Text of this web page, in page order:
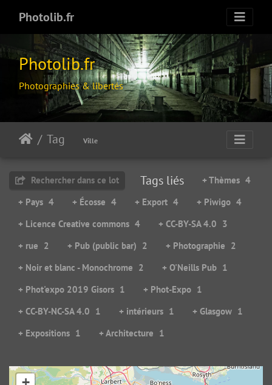
Photolib.fr
Photolib.fr
Photographies & libertés
Tag Ville
Rechercher dans ce lot Tags liés + Thèmes 4
+ Pays 4 + Écosse 4 + Export 4 + Piwigo 4
+ Licence Creative commons 4 + CC-BY-SA 4.0 3
+ rue 2 + Pub (public bar) 2 + Photographie 2
+ Noir et blanc - Monochrome 2 + O'Neills Pub 1
+ Phot'expo 2019 Gisors 1 + Phot-Expo 1
+ CC-BY-NC-SA 4.0 1 + intérieurs 1 + Glasgow 1
+ Expositions 1 + Architecture 1